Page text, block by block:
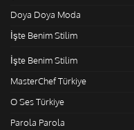
Doya Doya Moda
İşte Benim Stilim
İşte Benim Stilim
MasterChef Türkiye
O Ses Türkiye
Parola Parola